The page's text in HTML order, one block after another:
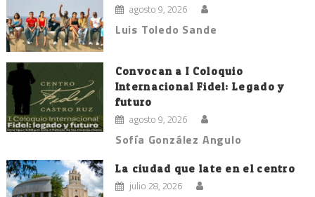
agosto 9, 2026
Luis Toledo Sande
Convocan a I Coloquio
Internacional Fidel: Legado y
futuro
agosto 9, 2026
Sofía González Angulo
La ciudad que late en el centro
julio 28, 2026